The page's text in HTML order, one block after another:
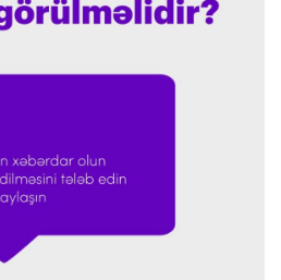
pilota çevrilib"
yaxşı pilotlarından